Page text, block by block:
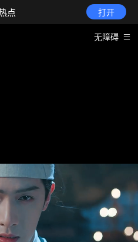
点 打开
无障碍